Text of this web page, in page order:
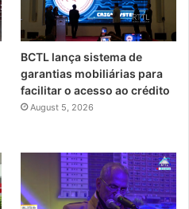
BCTL lança sistema de
garantias mobiliárias para
facilitar o acesso ao crédito
August 5, 2026